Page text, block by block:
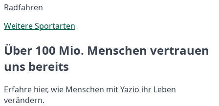
Radfahren
Weitere Sportarten
Über 100 Mio. Menschen vertrauen
uns bereits
Erfahre hier, wie Menschen mit Yazio ihr Leben
verändern.